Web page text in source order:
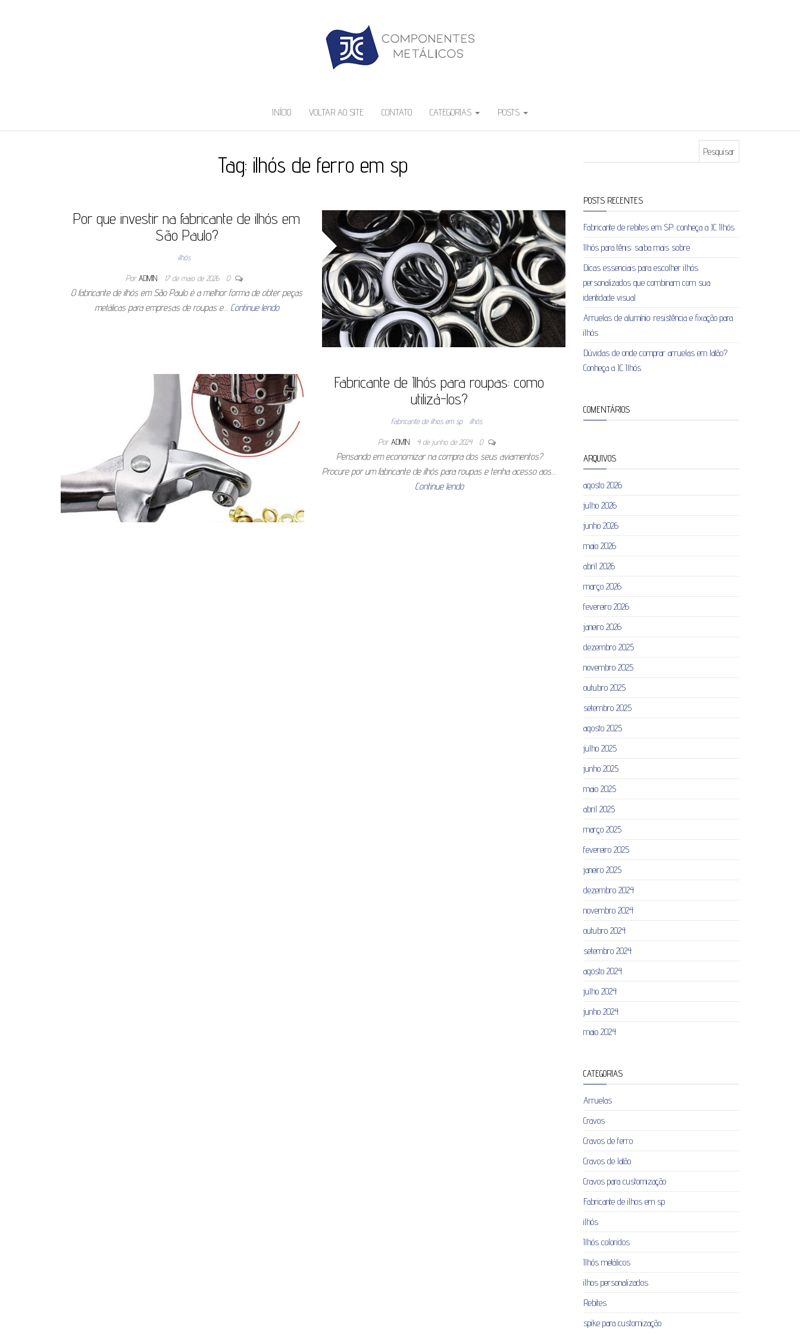
INÍCIO VOLTAR AO SITE CONTATO CATEGORIAS POSTS
Tag: ilhós de ferro em sp
Por que investir na fabricante de ilhós em
São Paulo?
ilhós
Por ADMIN 17 de maio de 2026 0
O fabricante de ilhós em São Paulo é a melhor forma de obter peças
metálicas para empresas de roupas e… Continue lendo
Fabricante de Ilhós para roupas: como
utilizá-los?
Fabricante de ilhos em sp ilhós
Por ADMIN 4 de junho de 2024 0
Pensando em economizar na compra dos seus aviamentos?
Procure por um fabricante de ilhós para roupas e tenha acesso aos…
Continue lendo
POSTS RECENTES
Fabricante de rebites em SP: conheça a JC Ilhós
Ilhós para tênis: saiba mais sobre
Dicas essenciais para escolher ilhós
personalizados que combinam com sua
identidade visual
Arruelas de alumínio: resistência e fixação para
ilhós
Dúvidas de onde comprar arruelas em latão?
Conheça a JC Ilhós
COMENTÁRIOS
ARQUIVOS
agosto 2026
julho 2026
junho 2026
maio 2026
abril 2026
março 2026
fevereiro 2026
janeiro 2026
dezembro 2025
novembro 2025
outubro 2025
setembro 2025
agosto 2025
julho 2025
junho 2025
maio 2025
abril 2025
março 2025
fevereiro 2025
janeiro 2025
dezembro 2024
novembro 2024
outubro 2024
setembro 2024
agosto 2024
julho 2024
junho 2024
maio 2024
CATEGORIAS
Arruelas
Cravos
Cravos de ferro
Cravos de latão
Cravos para customização
Fabricante de ilhos em sp
ilhós
Ilhós coloridos
Ilhós metálicos
ilhos personalizados
Rebites
spike para customização